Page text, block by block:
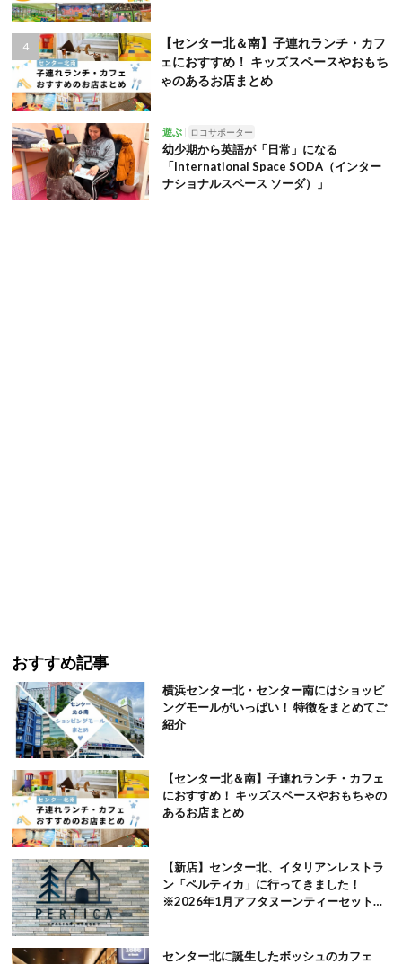
【センター北＆南】子連れランチ・カフ
ェにおすすめ！ キッズスペースやおもち
ゃのあるお店まとめ
遊ぶ ロコサポーター
幼少期から英語が「日常」になる
「International Space SODA（インター
ナショナルスペース ソーダ）」
おすすめ記事
横浜センター北・センター南にはショッピ
ングモールがいっぱい！ 特徴をまとめてご
紹介
【センター北＆南】子連れランチ・カフェ
におすすめ！ キッズスペースやおもちゃの
あるお店まとめ
【新店】センター北、イタリアンレストラ
ン「ペルティカ」に行ってきました！
※2026年1月アフタヌーンティーセット追
センター北に誕生したボッシュのカフェ